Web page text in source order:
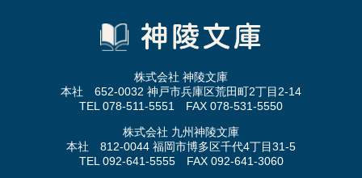
株式会社 神陵文庫
本社 652-0032 神戸市兵庫区荒田町2丁目2-14
TEL 078-511-5551 FAX 078-531-5550
株式会社 九州神陵文庫
本社 812-0044 福岡市博多区千代4丁目31-5
TEL 092-641-5555 FAX 092-641-3060